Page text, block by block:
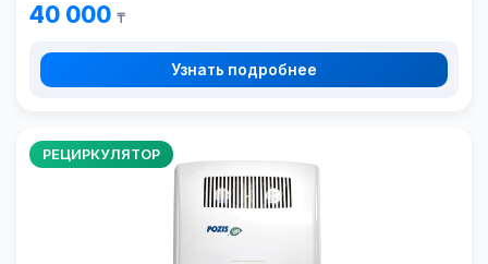
40 000 ₸
Узнать подробнее
РЕЦИРКУЛЯТОР